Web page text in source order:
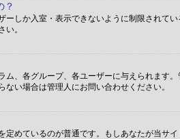
？
ーしか入室・表示できないように制限されて
い。
ム、各グループ、各ユーザーに与えられます
い場合は管理人にお問い合わせください。
定めているのが普通です。もしあなたが当サ